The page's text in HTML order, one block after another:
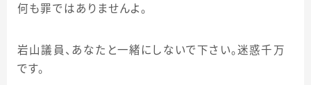
何も罪ではありませんよ。
岩山議員、あなたと一緒にしないで下さい。迷惑千万
です。